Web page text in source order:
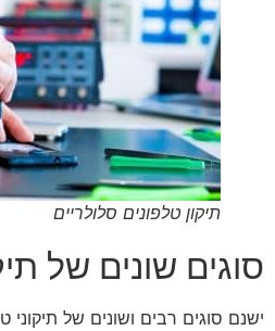
תיקון טלפונים סלולריים
סוגים שונים של
ישנם סוגים רבים ושונים של תיקוני